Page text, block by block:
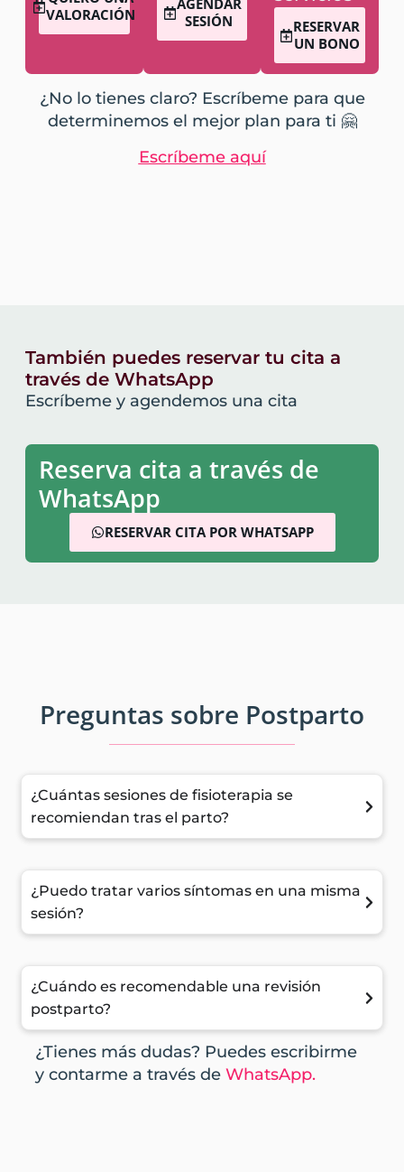
VALORACIÓN
AGENDAR
SESIÓN
RESERVAR
UN BONO
¿No lo tienes claro? Escríbeme para que
determinemos el mejor plan para ti 🤗
Escríbeme aquí
También puedes reservar tu cita a
través de WhatsApp
Escríbeme y agendemos una cita
Reserva cita a través de
WhatsApp
RESERVAR CITA POR WHATSAPP
Preguntas sobre Postparto
¿Cuántas sesiones de fisioterapia se
recomiendan tras el parto?
¿Puedo tratar varios síntomas en una misma
sesión?
¿Cuándo es recomendable una revisión
postparto?
¿Tienes más dudas? Puedes escribirme
y contarme a través de WhatsApp.